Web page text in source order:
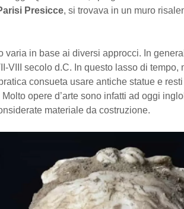
Presicce, si trovava in un muro
varia in base ai diversi approcci. In
VIII secolo d.C. In questo lasso di tempo,
consueta usare antiche statue e
opere d’arte sono infatti ad oggi
materiale da costruzione.